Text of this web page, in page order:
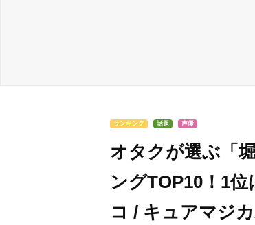
ランキング 話題 声優
オタクが選ぶ「
ングTOP10！1
コ / キュアマジカ